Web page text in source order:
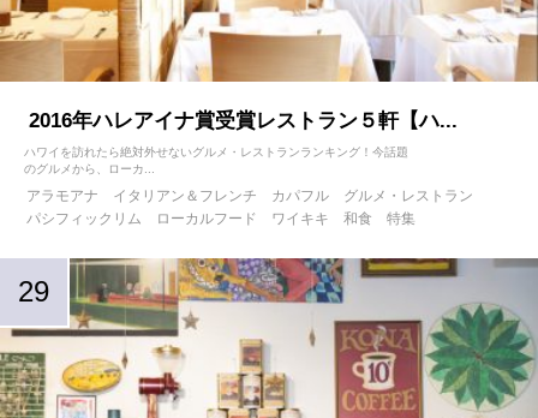
2016年ハレアイナ賞受賞レストラン５軒【ハ...
ハワイを訪れたら絶対外せないグルメ・レストランランキング！今話題
のグルメから、ローカ...
アラモアナ イタリアン＆フレンチ カパフル
グルメ・レストラン
パシフィックリム
ローカルフード ワイキキ 和食 特集